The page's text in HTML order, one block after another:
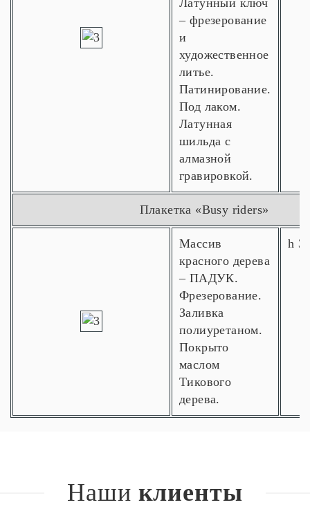
Латунный ключ
– фрезерование
и
художественное
литье.
Патинирование.
Под лаком.
Латунная
шильда с
алмазной
гравировкой.
Плакетка «Busy riders»
Массив
красного дерева
– ПАДУК.
Фрезерование.
Заливка
полиуретаном.
Покрыто
маслом
Тикового
дерева.
h
Наши клиенты